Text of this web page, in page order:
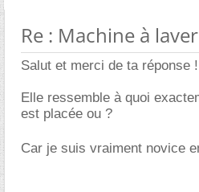
Re : Machine à
Salut et merci de ta réponse
Elle ressemble à quoi
est placée ou ?
Car je suis vraiment novice